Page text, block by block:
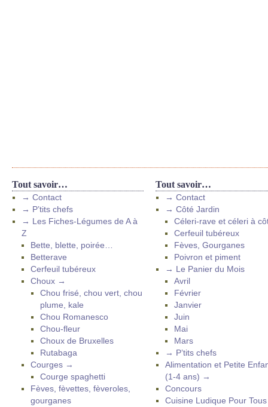
Tout savoir…
→ Contact
→ P’tits chefs
→ Les Fiches-Légumes de A à
Z
Bette, blette, poirée…
Betterave
Cerfeuil tubéreux
Choux →
Chou frisé, chou vert, chou
plume, kale
Chou Romanesco
Chou-fleur
Choux de Bruxelles
Rutabaga
Courges →
Courge spaghetti
Fèves, fèvettes, fèveroles,
gourganes
Tout savoir…
→ Contact
→ Côté Jardin
Céleri-rave et céleri à
Cerfeuil tubéreux
Fèves, Gourganes
Poivron et piment
→ Le Panier du Mois
Avril
Février
Janvier
Juin
Mai
Mars
→ P’tits chefs
Alimentation et Petite
(1-4 ans) →
Concours
Cuisine Ludique Pour